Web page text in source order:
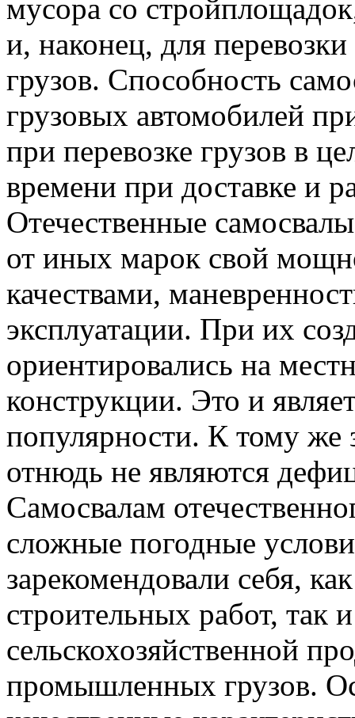
мусора со
и, наконец, для
грузов. Способность
грузовых автомобилей
при перевозке грузов в
времени при доставке и
Отечественные
от иных марок свой
качествами,
эксплуатации. При их
ориентировались на
конструкции. Это и
популярности. К тому же
отнюдь не являются
Самосвалам
сложные погодные
зарекомендовали себя,
строительных работ, так
сельскохозяйственной
промышленных грузов.